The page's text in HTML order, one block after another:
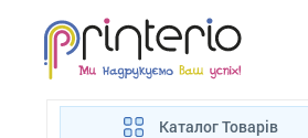
Каталог Товарів